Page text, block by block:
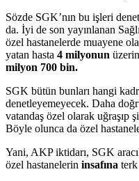
Sözde SGK’nın bu işleri
da. İyi de son yayınlanan
özel hastanelerde muayene
yatan hasta 4 milyonun
milyon 700 bin.
SGK bütün bunları hangi
denetleyemeyecek. Daha
vatandaş özel olarak uğraşıp
Böyle olunca da özel
Yani, AKP iktidarı, SGK
özel hastanelerin insafına